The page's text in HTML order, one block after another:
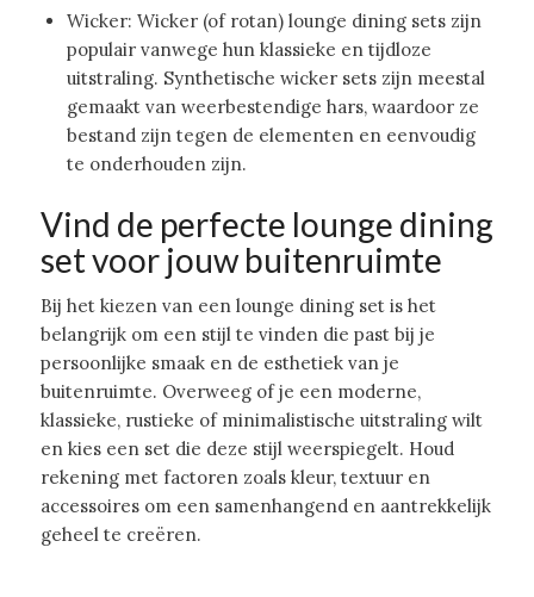
Wicker: Wicker (of rotan) lounge dining sets zijn
populair vanwege hun klassieke en tijdloze
uitstraling. Synthetische wicker sets zijn meestal
gemaakt van weerbestendige hars, waardoor ze
bestand zijn tegen de elementen en eenvoudig
te onderhouden zijn.
Vind de perfecte lounge dining
set voor jouw buitenruimte
Bij het kiezen van een lounge dining set is het
belangrijk om een stijl te vinden die past bij je
persoonlijke smaak en de esthetiek van je
buitenruimte. Overweeg of je een moderne,
klassieke, rustieke of minimalistische uitstraling wilt
en kies een set die deze stijl weerspiegelt. Houd
rekening met factoren zoals kleur, textuur en
accessoires om een samenhangend en aantrekkelijk
geheel te creëren.